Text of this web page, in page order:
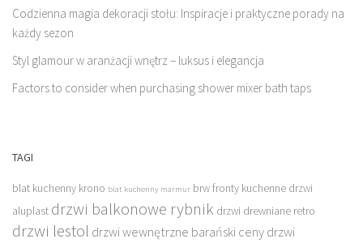
Codzienna magia dekoracji stołu: Inspiracje i praktyczne porady na
każdy sezon
Styl glamour w aranżacji wnętrz – luksus i elegancja
Factors to consider when purchasing shower mixer bath taps
TAGI
blat kuchenny krono blat kuchenny marmur brw fronty kuchenne drzwi
aluplast drzwi balkonowe rybnik drzwi drewniane retro
drzwi lestol drzwi wewnętrzne barański ceny drzwi